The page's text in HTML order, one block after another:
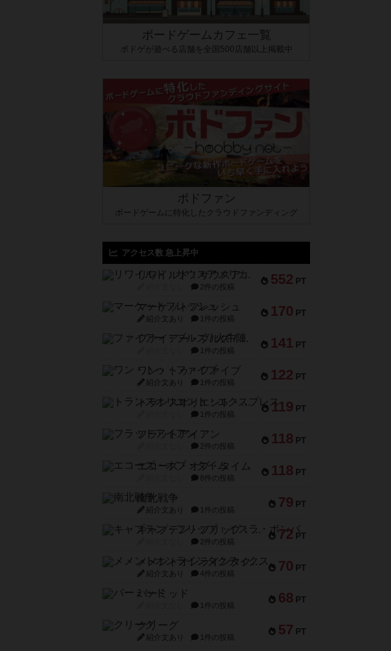
ボードゲームカフェ一覧
ボドゲが遊べる店舗を全国500店舗以上掲載中
ボドファン
ボードゲームに特化したクラウドファンディング
アクセス数 急上昇中
552 PT
リワイルド：サウスアメリカ
2件の投稿
170 PT
マーケットフレッシュ
紹介文あり 1件の投稿
141 PT
ファイアー・ブルズ / 火牛陣
1件の投稿
122 PT
ワン・トゥ・ファイブ
紹介文あり 1件の投稿
119 PT
トランスオリエント・エクスプレス
1件の投稿
118 PT
フラットアイアン
2件の投稿
118 PT
エコーズ・オブ・タイム
8件の投稿
79 PT
南北戦争
紹介文あり 1件の投稿
72 PT
キャプテン・フリップ：イスラ・ボンバ
2件の投稿
70 PT
メメントオンラインタクティクス
紹介文あり 4件の投稿
68 PT
パーミッド
1件の投稿
57 PT
クリーグ
紹介文あり 1件の投稿